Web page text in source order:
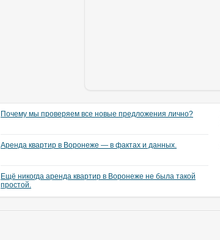
Почему мы проверяем все новые предложения лично?
Аренда квартир в Воронеже — в фактах и данных.
Ещё никогда аренда квартир в Воронеже не была такой
простой.